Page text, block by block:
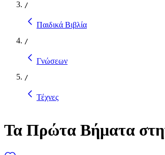
/
Παιδικά Βιβλία
/
Γνώσεων
/
Τέχνες
Τα Πρώτα Βήματα